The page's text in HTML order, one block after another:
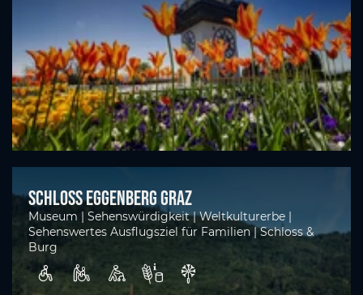
Schloss Eggenberg Graz
Museum | Sehenswürdigkeit | Weltkulturerbe |
Sehenswertes Ausflugsziel für Familien | Schloss &
Burg